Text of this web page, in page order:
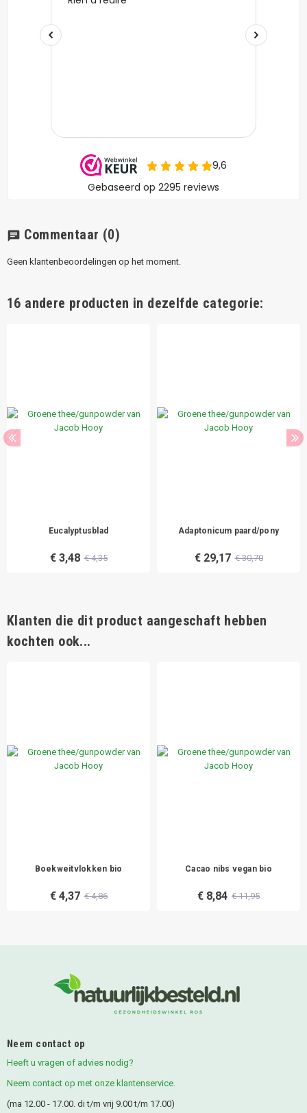
chat Commentaar (0)
Geen klantenbeoordelingen op het moment.
16 andere producten in dezelfde categorie:
Eucalyptusblad
€ 3,48 € 4,35
Adaptonicum paard/pony
€ 29,17 € 30,70
Klanten die dit product aangeschaft hebben
kochten ook...
Boekweitvlokken bio
€ 4,37 € 4,86
Cacao nibs vegan bio
€ 8,84 € 11,95
Neem contact op
Heeft u vragen of advies nodig?
Neem contact op met onze klantenservice.
(ma 12.00 - 17.00. di t/m vrij 9.00 t/m 17.00)